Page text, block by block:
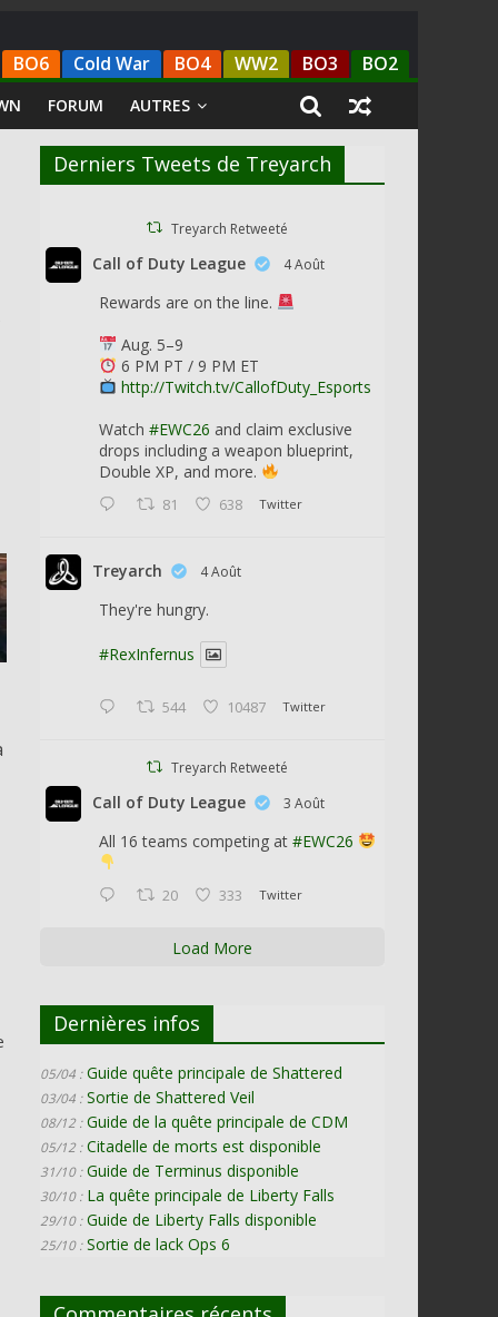
BO6 Cold War BO4 WW2 BO3 BO2
FORUM AUTRES
Derniers Tweets de Treyarch
Treyarch Retweeté
Call of Duty League 4 Août
Rewards are on the line.
Aug. 5–9
6 PM PT / 9 PM ET
http://Twitch.tv/CallofDuty_Esports
Watch #EWC26 and claim exclusive
drops including a weapon blueprint,
Double XP, and more.
81 638 Twitter
Treyarch 4 Août
They're hungry.
#RexInfernus
544 10487 Twitter
Treyarch Retweeté
Call of Duty League 3 Août
All 16 teams competing at #EWC26
20 333 Twitter
Load More
Dernières infos
05/04 : Guide quête principale de Shattered
03/04 : Sortie de Shattered Veil
08/12 : Guide de la quête principale de CDM
05/12 : Citadelle de morts est disponible
31/10 : Guide de Terminus disponible
30/10 : La quête principale de Liberty Falls
29/10 : Guide de Liberty Falls disponible
25/10 : Sortie de lack Ops 6